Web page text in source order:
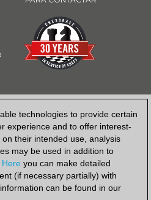
technologies to provide certain
experience and to offer interest-
their intended use, analysis
may be used in addition to
Here you can make detailed
(if necessary partially) with
can be found in our